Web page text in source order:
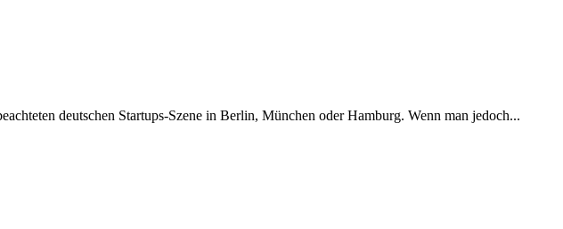
deutschen Startups-Szene in Berlin, München oder Hamburg. Wenn man jedoch...